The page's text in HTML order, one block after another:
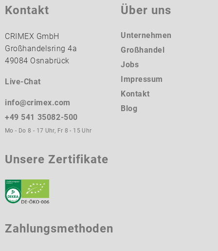
Kontakt
CRIMEX GmbH
Großhandelsring 4a
49084 Osnabrück
Live-Chat
info@crimex.com
+49 541 35082-500
Mo - Do 8 - 17 Uhr, Fr 8 - 15 Uhr
Über uns
Unternehmen
Großhandel
Jobs
Impressum
Kontakt
Blog
Unsere Zertifikate
Zahlungsmethoden